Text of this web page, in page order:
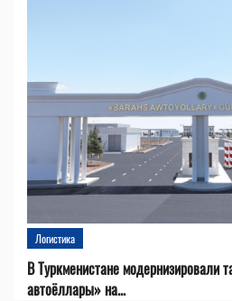
Логистика
В Туркменистане модернизировали
автоёллары» на...